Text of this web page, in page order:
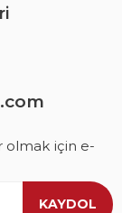
olmak için e-
KAYDOL